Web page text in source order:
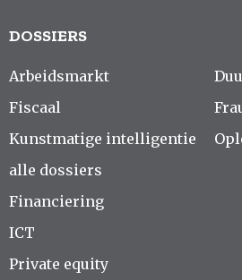
DOSSIERS
Arbeidsmarkt
Fiscaal
Kunstmatige intelligentie
alle dossiers
Financiering
ICT
Private equity